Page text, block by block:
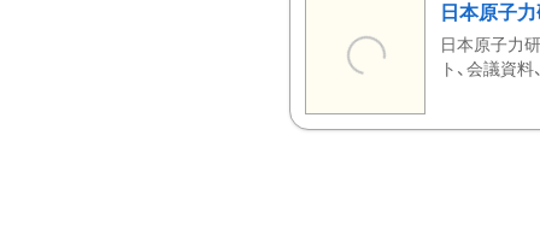
日本原子
日本原子力
ト、会議資